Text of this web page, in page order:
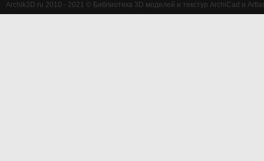
Archik3D.ru 2010 - 2021 © Библиотека 3D моделей и текстур ArchiCad и